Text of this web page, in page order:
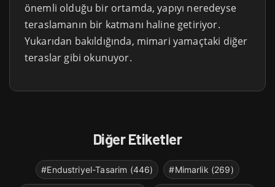
önemli olduğu bir ortamda, yapıyı neredeyse
teraslamanın bir katmanı haline getiriyor.
Yukarıdan bakıldığında, mimari yamaçtaki diğer
teraslar gibi okunuyor.
Diğer Etiketler
#Endustriyel-Tasarim (446) #Mimarlik (269)